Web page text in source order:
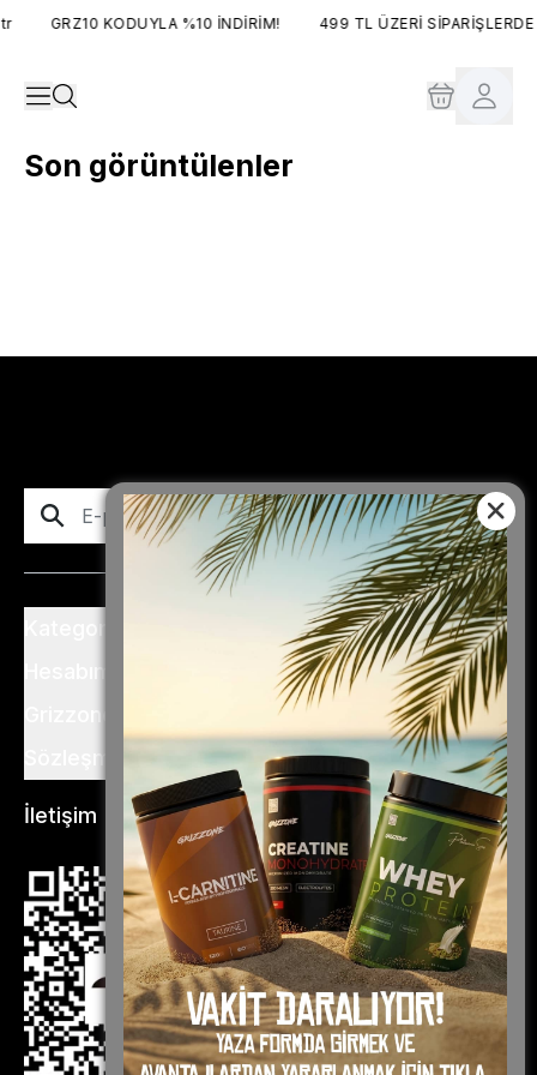
GRZ10 KODUYLA %10 İNDİRİM! 499 TL ÜZERİ SİPARİŞLERDE
Son görüntülenler
Abone Ol
Sözleşme ve Şartlar
İletişim